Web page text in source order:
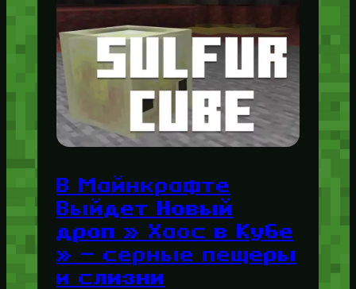
В Майнкрафте
Выйдет Новый
дроп » Хаос в Кубе
» — серные пещеры
и слизни